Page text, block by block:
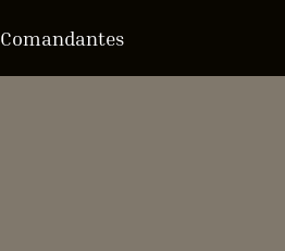
Comandantes